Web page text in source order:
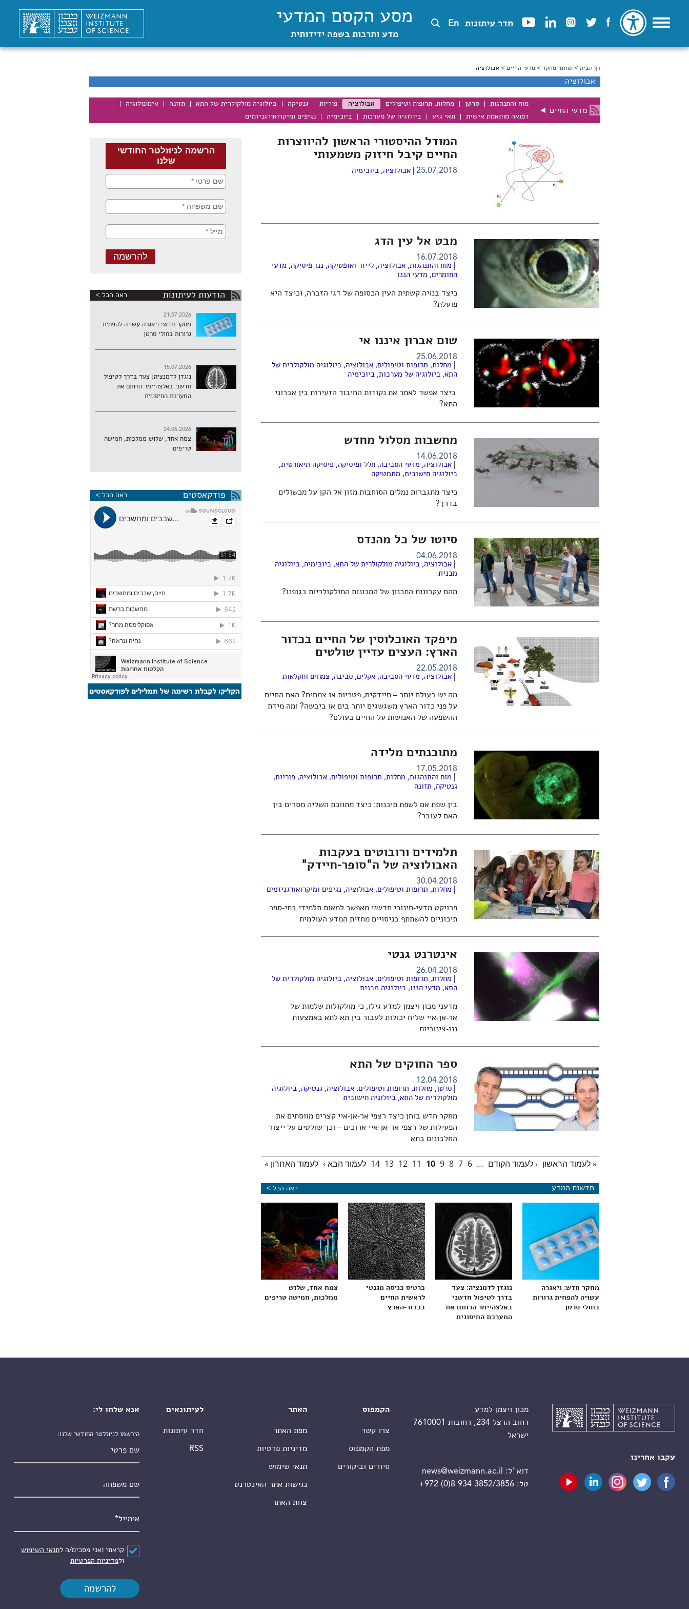
חדר עיתונות En מסע הקסם המדעי
מדע ותרבות בשפה ידידותית
הינך נמצא כאן
דף הבית >תחומי מחקר >מדעי החיים > אבולוציה
אבולוציה
מדעי החיים ◄
מוח והתנהגות סרטן מחלות, תרופות וטיפולים אבולוציה פוריות גנטיקה ביולוגיה מולקולרית של התא תזונה
אימונולוגיה
רפואה מותאמת אישית
תאי גזע ביולוגיה של מערכות ביוכימיה נגיפים ומיקרואורגניזמים
המודל ההיסטורי הראשון להיווצרות
החיים קיבל חיזוק משמעותי
25.07.2018 אבולוציה,ביוכימיה
מבט אל עין הדג
16.07.2018
מוח והתנהגות,אבולוציה,לייזר ואופטיקה, ננו-פיסיקה, מדעי
החומרים, מדעי הננו
כיצד בנויה קשתית העין הכסופה של דגי הזברה, וכיצד היא
פועלת?
שום אברון איננו אי
25.06.2018
מחלות, תרופות וטיפולים,אבולוציה,ביולוגיה מולקולרית של
התא,ביולוגיה של מערכות,ביוכימיה
כיצד אפשר לאתר את נקודות החיבור הזעירות בין אברוני
התא?
מחשבות מסלול מחדש
14.06.2018
אבולוציה, מדעי הסביבה,חלל ופיסיקה, פיסיקה תיאורטית,
ביולוגיה חישובית, מתמטיקה
כיצד מתגברות נמלים הסוחבות מזון אל הקן על מכשולים
בדרך?
סיוטו של כל מהנדס
04.06.2018
אבולוציה,ביולוגיה מולקולרית של התא,ביוכימיה,ביולוגיה
מבנית
מהם עקרונות התכנון של המכונות המולקולריות בגופנו?
מיפקד האוכלוסין של החיים בכדור
הארץ: העצים עדיין שולטים
22.05.2018
אבולוציה, מדעי הסביבה,אקלים,סביבה,צמחים וחקלאות
מה יש בעולם יותר – חיידקים, פטריות או צמחים? האם החיים
על פני כדור הארץ משגשגים יותר בים או ביבשה? ומה מידת
ההשפעה של האנושות על החיים בעולם?
מתוכנתים מלידה
17.05.2018
מוח והתנהגות, מחלות, תרופות וטיפולים,אבולוציה, פוריות,
גנטיקה, תזונה
בין שפת אם לשפת תיכנות: כיצד מתווכת השליה מסרים בין
האם לעובר?
תלמידים ורובוטים בעקבות
האבולוציה של ה"סופר-חיידק"
30.04.2018
מחלות, תרופות וטיפולים,אבולוציה, נגיפים ומיקרואורגניזמים
פרויקט מדעי-חינוכי חדשני מאפשר למאות תלמידי בתי-ספר
תיכוניים להשתתף בניסויים מחזית המדע העולמית
אינטרנט גנטי
26.04.2018
מחלות, תרופות וטיפולים,אבולוציה,ביולוגיה מולקולרית של
התא, מדעי הננו,ביולוגיה מבנית
מדעני מכון ויצמן למדע גילו, כי מולקולות שלמות של
אר-אן-איי שליח יכולות לעבור בין תא לתא באמצעות
ננו-צינוריות
ספר החוקים של התא
12.04.2018
סרטן, מחלות, תרופות וטיפולים,אבולוציה,גנטיקה,ביולוגיה
מולקולרית של התא,ביולוגיה חישובית
מחקר חדש בוחן כיצד רצפי אר-אן-איי קצרים מווסתים את
הפעילות של רצפי אר-אן-איי ארוכים – וכך שולטים על ייצור
החלבונים בתא
עמודים
« לעמוד הראשון ‹ לעמוד הקודם …
6
7
8
9
10
11
12
13
14 לעמוד הבא › לעמוד האחרון »
חדשות המדע ראה הכל >
מחקר חדש: ויאגרה
עשויה להפחית גרורות
בחולי סרטן
נוגדן לדמנציה: צעד
בדרך לטיפול חדשני
באלצהיימר הרותם את
המערכת החיסונית
כרטיס כניסה מגנטי
לראשית החיים
בכדור-הארץ
צמח אחד, שלוש
ממלכות, חמישה טריפים
הודעות לעיתונות ראה הכל >
21.07.2026
מחקר חדש: ויאגרה עשויה להפחית
גרורות בחולי סרטן
15.07.2026
נוגדן לדמנציה: צעד בדרך לטיפול
חדשני באלצהיימר הרותם את
המערכת החיסונית
24.06.2026
צמח אחד, שלוש ממלכות, חמישה
טריפים
פודקאסטים ראה הכל >
עקבו אחרינו
מכון ויצמן למדע
רחוב הרצל 234, רחובות 7610001
ישראל
דוא"ל:
news@weizmann.ac.il
טל:+972 (0)8 934 3852/3856
הקמפוס
צרו קשר
מפת הקמפוס
סיורים וביקורים
האתר
מפת האתר
מדיניות פרטיות
תנאי שימוש
נגישות אתר האינטרנט
צוות האתר
לעיתונאים
חדר עיתונות
RSS
אנא שלחו לי:
הירשמו לניוזלטר החודשי שלנו:
הסכם*
קראתי ואני מסכימ/ה לתנאי השימוש
ולמדיניות הפרטיות